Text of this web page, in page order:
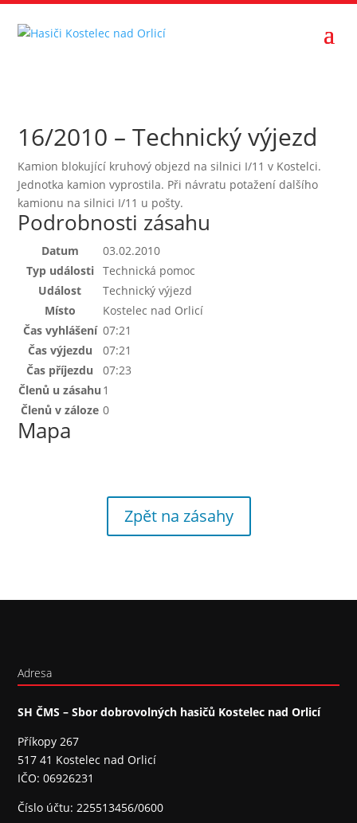
16/2010 – Technický výjezd
Kamion blokující kruhový objezd na silnici I/11 v Kostelci.
Jednotka kamion vyprostila. Při návratu potažení dalšího
kamionu na silnici I/11 u pošty.
Podrobnosti zásahu
Datum
03.02.2010
Typ události
Technická pomoc
Událost
Technický výjezd
Místo
Kostelec nad Orlicí
Čas vyhlášení 07:21
Čas výjezdu
07:21
Čas příjezdu
07:23
Členů u zásahu 1
Členů v záloze 0
Mapa
Zpět na zásahy
Adresa
SH ČMS – Sbor dobrovolných hasičů Kostelec nad Orlicí
Příkopy 267
517 41 Kostelec nad Orlicí
IČO: 06926231
Číslo účtu: 225513456/0600